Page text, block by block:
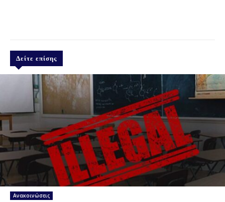
Δείτε επίσης
Ανακοινώσεις